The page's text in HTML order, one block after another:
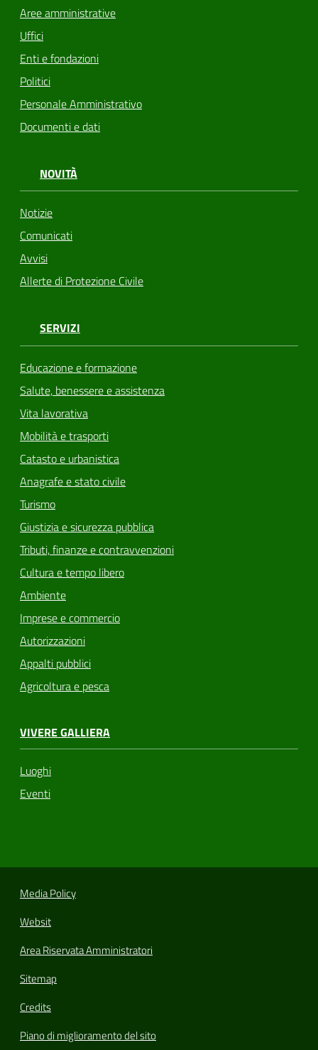
Aree amministrative
Uffici
Enti e fondazioni
Politici
Personale Amministrativo
Documenti e dati
NOVITÀ
Notizie
Comunicati
Avvisi
Allerte di Protezione Civile
SERVIZI
Educazione e formazione
Salute, benessere e assistenza
Vita lavorativa
Mobilità e trasporti
Catasto e urbanistica
Anagrafe e stato civile
Turismo
Giustizia e sicurezza pubblica
Tributi, finanze e contravvenzioni
Cultura e tempo libero
Ambiente
Imprese e commercio
Autorizzazioni
Appalti pubblici
Agricoltura e pesca
VIVERE GALLIERA
Luoghi
Eventi
Media Policy
Websit
Area Riservata Amministratori
Sitemap
Credits
Piano di miglioramento del sito